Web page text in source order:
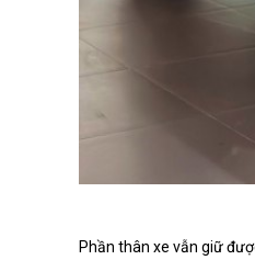
Phần thân xe vẫn giữ